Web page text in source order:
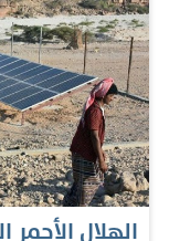
الحوثي وحرس
وذكرت مصادر
من أفراد
الهلال الأحمر